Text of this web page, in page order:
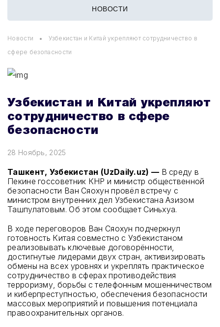
НОВОСТИ
Новости
Узбекистан и Китай укрепляют сотрудничество в
сфере безопасности
Узбекистан и Китай укрепляют
сотрудничество в сфере
безопасности
28 Ноябрь, 2025
Ташкент, Узбекистан (UzDaily.uz) — В среду в
Пекине госсоветник КНР и министр общественной
безопасности Ван Сяохун провёл встречу с
министром внутренних дел Узбекистана Азизом
Ташпулатовым. Об этом сообщает Синьхуа.
В ходе переговоров Ван Сяохун подчеркнул
готовность Китая совместно с Узбекистаном
реализовывать ключевые договорённости,
достигнутые лидерами двух стран, активизировать
обмены на всех уровнях и укреплять практическое
сотрудничество в сферах противодействия
терроризму, борьбы с телефонным мошенничеством
и киберпреступностью, обеспечения безопасности
массовых мероприятий и повышения потенциала
правоохранительных органов.